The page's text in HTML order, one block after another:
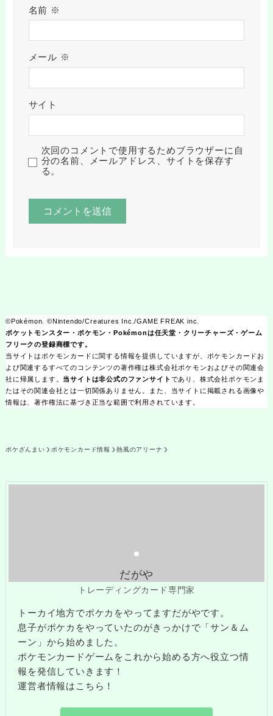
名前 ※
メール ※
サイト
次回のコメントで使用するためブラウザーに自
分の名前、メールアドレス、サイトを保存す
る。
©Pokémon. ©Nintendo/Creatures Inc./GAME FREAK inc.
ポケットモンスター・ポケモン・Pokémonは任天堂・クリーチャーズ・ゲーム
フリークの登録商標です。
当サイトはポケモンカードに関する情報を提供していますが、ポケモンカードお
よび関連するすべてのコンテンツの著作権は株式会社ポケモンおよびその関連会
社に帰属します。 当サイトは非公式のファンサイト であり、株式会社ポケモンま
たはその関連会社とは一切関係ありません。また、当サイトに掲載される画像や
情報は、著作権法に基づき正当な範囲で利用されています。
ポケざんまい ポケモンカード情報 熱風のアリーナ
だがや
トレーディングカード専門家
トーカイ地方でポケカをやってますだがやです。
息子がポケカをやっていたのがきっかけで「サン＆ム
ーン」から始めました。
ポケモンカードゲームをこれから始める方へ役立つ情
報を発信していきます！
運営者情報はこちら！